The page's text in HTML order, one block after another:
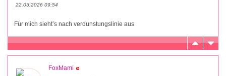
22.05.2026 09:54
Für mich sieht’s nach verdunstungslinie aus
FoxMami